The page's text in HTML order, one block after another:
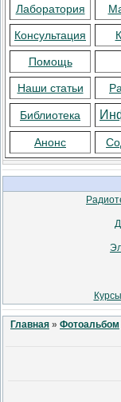
Лаборатория
Консультация
Помощь
Наши статьи
Библиотека
Анонс
Главная » Фотоальбом